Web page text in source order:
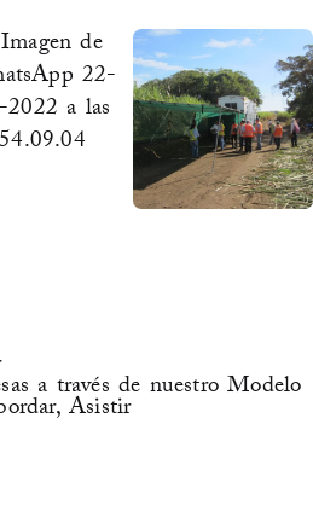
a través de nuestro Modelo
Asistir